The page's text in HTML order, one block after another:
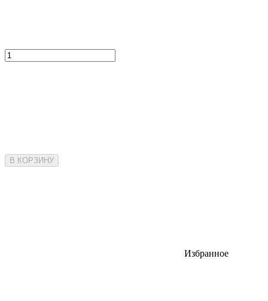
В КОРЗИНУ
Избранное